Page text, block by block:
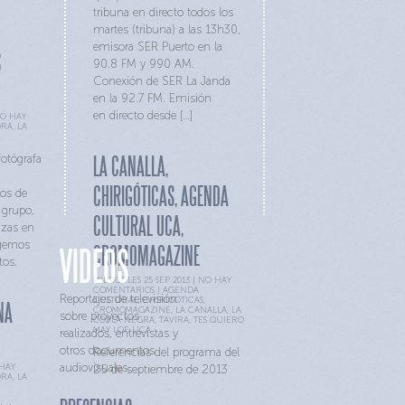
HAY
LA
de
en
LA
tribuna en directo todos los
martes (tribuna) a las 13h30,
emisora SER Puerto en la
90.8 FM y 990 AM.
Conexión de SER La Janda
en la 92.7 FM. Emisión
en directo desde […]
LA CANALLA,
CHIRIGÓTICAS, AGENDA
CULTURAL UCA,
CROMOMAGAZINE
MIÉRCOLES 25 SEP 2013 | NO HAY
COMENTARIOS | AGENDA
CULTURAL,CHIRIGÓTICAS
CROMOMAGAZINE
LA CANALLA
LA
COPLA NEGRA TAVIRA TES QUIERO
MAY LOF,UCA
Referencias del programa del
25 de septiembre de 2013
VIDEOS
Reportajes de televisión
sobre proyectos
realizados, entrevistas y
otros documentos
audiovisuales.